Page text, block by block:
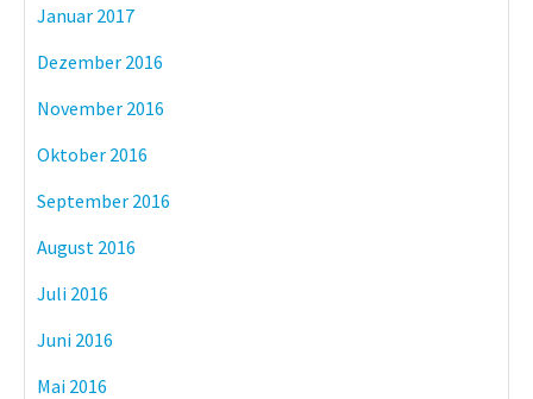
Januar 2017
Dezember 2016
November 2016
Oktober 2016
September 2016
August 2016
Juli 2016
Juni 2016
Mai 2016